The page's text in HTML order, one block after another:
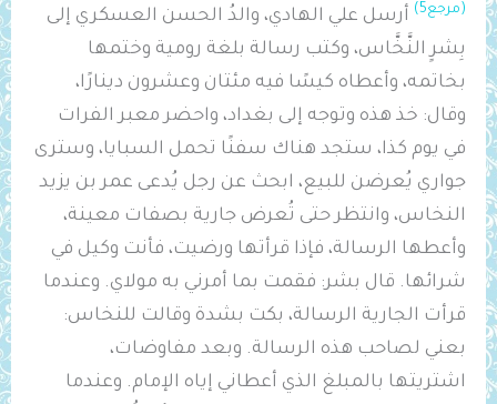
(مرجع5)
أرسل علي الهادي، والدُ الحسن العسكري إلى
بِشرٍ النَّخَّاس، وكتب رسالة بلغة رومية وختمها
بخاتمه، وأعطاه كيسًا فيه مئتان وعشرون دينارًا،
وقال: خذ هذه وتوجه إلى بغداد، واحضر معبر الفرات
في يوم كذا، ستجد هناك سفنًا تحمل السبايا، وسترى
جواري يُعرضن للبيع، ابحث عن رجل يُدعى عمر بن يزيد
النخاس، وانتظر حتى تُعرض جارية بصفات معينة،
وأعطها الرسالة، فإذا قرأتها ورضيت، فأنت وكيل في
شرائها. قال بشر: فقمت بما أمرني به مولاي. وعندما
قرأت الجارية الرسالة، بكت بشدة وقالت للنخاس:
بعني لصاحب هذه الرسالة. وبعد مفاوضات،
اشتريتها بالمبلغ الذي أعطاني إياه الإمام. وعندما